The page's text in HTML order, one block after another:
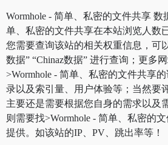
Wormhole - 简单、私密的文件共享 数
单、私密的文件共享在本站浏览人数
您需要查询该站的相关权重信息，可
数据” “Chinaz数据” 进行查询；更多
>Wormhole - 简单、私密的文件共享
录以及索引量、用户体验等；当然要
主要还是需要根据您自身的需求以及
则需要找>Wormhole - 简单、私密的
提供。如该站的IP、PV、跳出率等！